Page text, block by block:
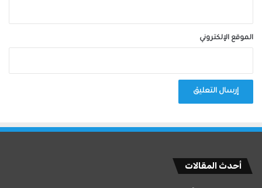
الموقع الإلكتروني
أحدث المقالات